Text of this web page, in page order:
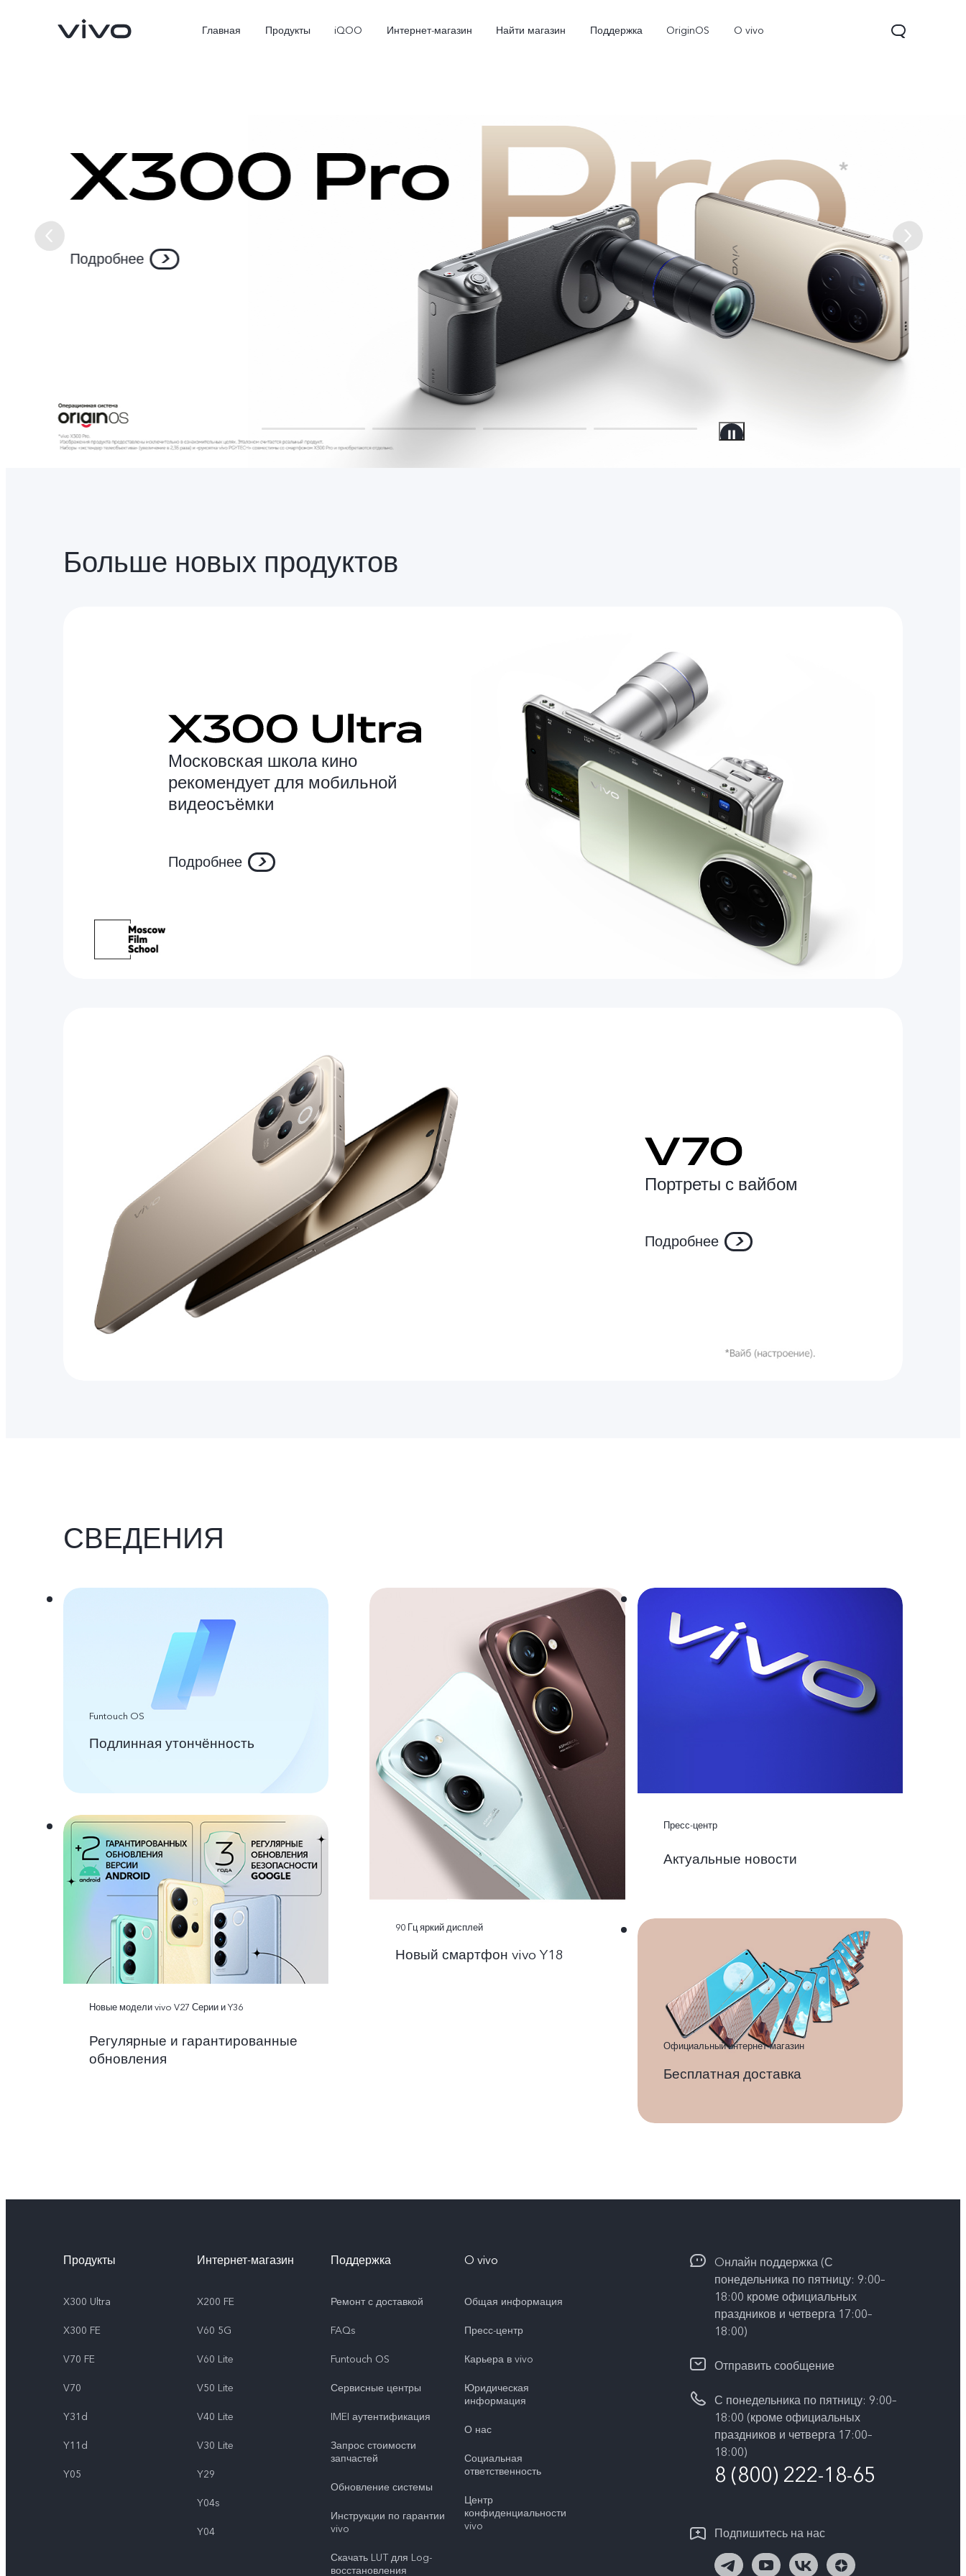
Главная Продукты iQOO Интернет-магазин Найти магазин Поддержка OriginOS O vivo
X300 FE Новинка V70
Подробнее
Больше новых продуктов
Московская школа кино
рекомендует для мобильной
видеосъёмки
Подробнее
Портреты с вайбом
Подробнее
СВЕДЕНИЯ
Funtouch OS
Подлинная утончённость
90 Гц яркий дисплей
Новый смартфон vivo Y18
Пресс-центр
Актуальные новости
Новые модели vivo V27 Серии и Y36
Регулярные и гарантированные
обновления
Официальный интернет-магазин
Бесплатная доставка
Продукты
X300 Ultra
X300 FE
V70 FE
V70
Y31d
Y11d
Y05
Интернет-магазин
X200 FE
V60 5G
V60 Lite
V50 Lite
V40 Lite
V30 Lite
Y29
Y04s
Y04
Поддержка
Ремонт с доставкой
FAQs
Funtouch OS
Сервисные центры
IMEI аутентификация
Запрос стоимости
запчастей
Обновление системы
Инструкции по гарантии
vivo
Скачать LUT для Log-
восстановления
O vivo
Общая информация
Пресс-центр
Карьера в vivo
Юридическая
информация
О нас
Социальная
ответственность
Центр
конфиденциальности
vivo
Oнлайн поддержка (С
понедельника по пятницу: 9:00–
18:00 кроме официальных
праздников и четверга 17:00–
18:00)
Отправить сообщение
С понедельника по пятницу: 9:00–
18:00 (кроме официальных
праздников и четверга 17:00–
18:00)
8 (800) 222-18-65
Подпишитесь на нас